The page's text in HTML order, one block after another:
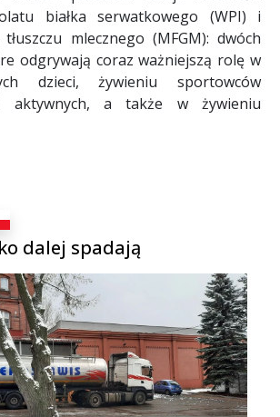
białka serwatkowego (WPI) i
mlecznego (MFGM): dwóch
odgrywają coraz ważniejszą rolę w
dzieci, żywieniu sportowców
i aktywnych, a także w żywieniu
dalej spadają